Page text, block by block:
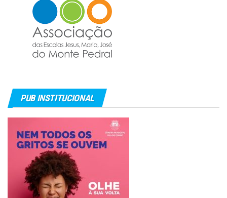
PUB INSTITUCIONAL